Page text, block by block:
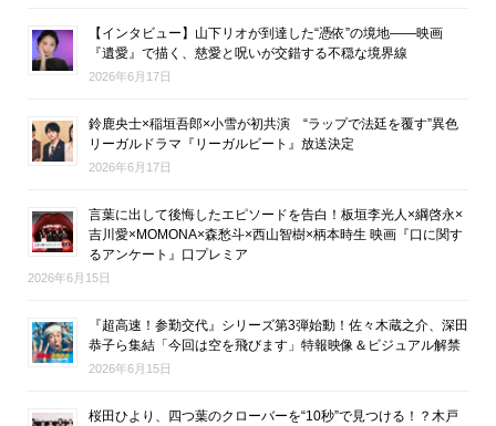
【インタビュー】山下リオが到達した“憑依”の境地――映画
『遺愛』で描く、慈愛と呪いが交錯する不穏な境界線
2026年6月17日
鈴鹿央士×稲垣吾郎×小雪が初共演 “ラップで法廷を覆す”異色
リーガルドラマ『リーガルビート』放送決定
2026年6月17日
言葉に出して後悔したエピソードを告白！板垣李光人×綱啓永×
吉川愛×MOMONA×森愁斗×西山智樹×柄本時生 映画『口に関す
るアンケート』口プレミア
2026年6月15日
『超高速！参勤交代』シリーズ第3弾始動！佐々木蔵之介、深田
恭子ら集結「今回は空を飛びます」特報映像＆ビジュアル解禁
2026年6月15日
桜田ひより、四つ葉のクローバーを“10秒”で見つける！？木戸